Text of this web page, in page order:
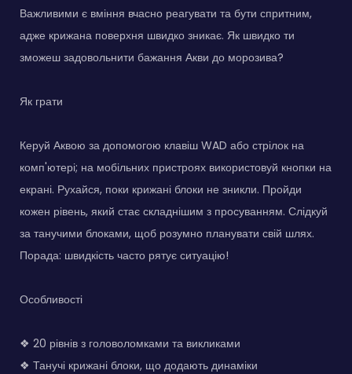
Важливими є вміння вчасно реагувати та бути спритним,
адже крижана поверхня швидко зникає. Як швидко ти
зможеш задовольнити бажання Акви до морозива?
Як грати
Керуй Аквою за допомогою клавіш WAD або стрілок на
комп'ютері; на мобільних пристроях використовуй кнопки на
екрані. Рухайся, поки крижані блоки не зникли. Пройди
кожен рівень, який стає складнішим з просуванням. Слідкуй
за танучими блоками, щоб розумно планувати свій шлях.
Порада: швидкість часто рятує ситуацію!
Особливості
❖ 20 рівнів з головоломками та викликами
❖ Танучі крижані блоки, що додають динаміки